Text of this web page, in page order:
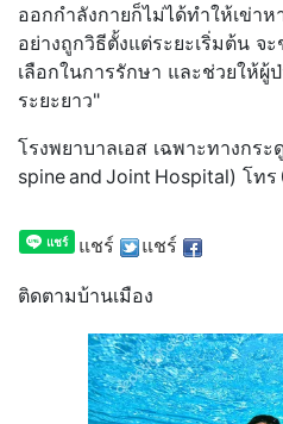
ออกกำลังกายก็ไม่ได้ทำให้เข่า
อย่างถูกวิธีตั้งแต่ระยะเริ่มต้น จ
เลือกในการรักษา และช่วยให้
ระยะยาว"
โรงพยาบาลเอส เฉพาะทางกร
spine and Joint Hospital) โท
แชร์ แชร์
ติดตามบ้านเมือง